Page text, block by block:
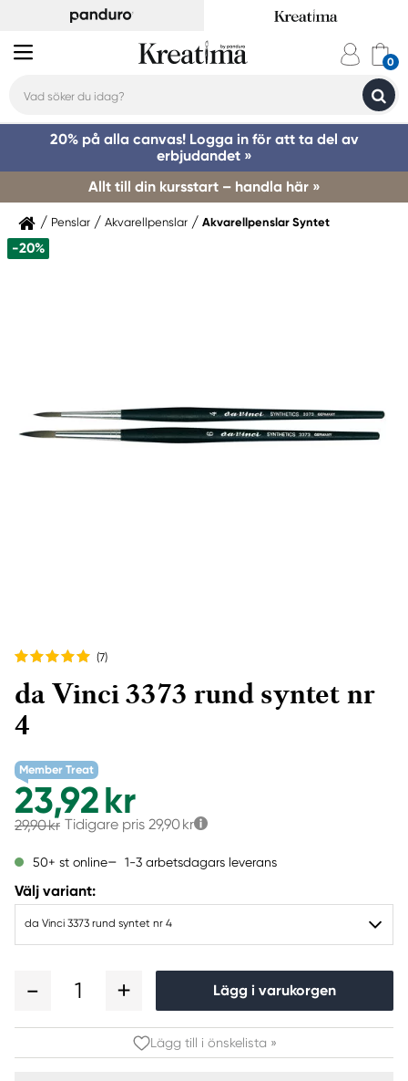
20% på alla canvas! Logga in för att ta del av
erbjudandet »
Allt till din kursstart – handla här »
Penslar Akvarellpenslar Akvarellpenslar Syntet
-20%
(7)
da Vinci 3373 rund syntet nr
4
Member Treat
23,92 kr
29,90 kr Tidigare pris 29,90 kr
50+ st online 1-3 arbetsdagars leverans
Välj variant:
da Vinci 3373 rund syntet nr 4
1 Lägg i varukorgen
Lägg till i önskelista »